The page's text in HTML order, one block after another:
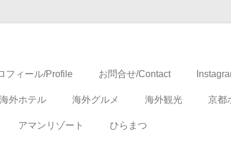
フィール/Profile お問合せ/Contact
海外ホテル 海外グルメ 海外観光 京都
アマンリゾート ひらまつ